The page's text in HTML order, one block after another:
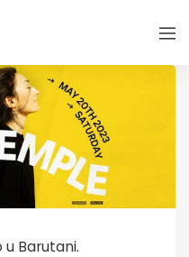
Barutani.